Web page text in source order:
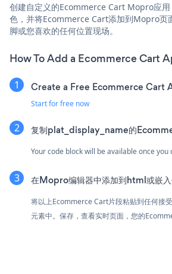
创建自定义的Ecommerce Cart Mopro应
色，并将Ecommerce Cart添加到Mopro页
脚或您喜欢的任何位置现场。
How To Add a Ecommerce Cart
Create a Free Ecommerce Cart
Start for free now
复制plat_display_name的
Your code block will be available once
在Mopro编辑器中添加到html或嵌
将以上Ecommerce Cart片段粘贴到任何接
元素中。保存，查看实时页面，您的